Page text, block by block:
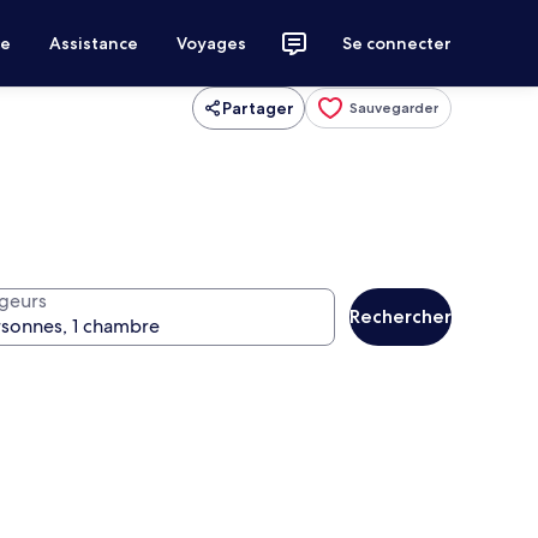
Assistance Voyages Se connecter
Partager Sauvegarder
Rechercher